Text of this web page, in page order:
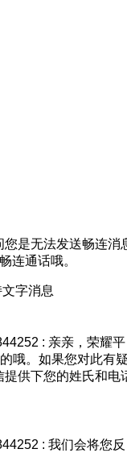
是无法发送畅连消
连通话哦。
字消息
: 亲亲，荣耀平
哦。如果您对此有
供下您的姓氏和电
: 我们会将您反